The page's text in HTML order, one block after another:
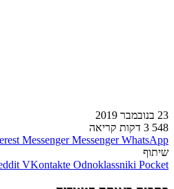
23 בנובמבר 2019
548 3 דקות קריאה
Messenger Messenger WhatsApp
שיתוף
VKontakte Odnoklassniki Pocket